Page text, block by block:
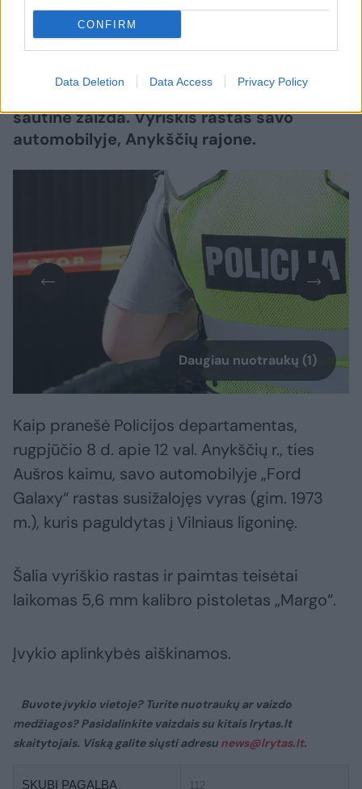
CONFIRM
Data Deletion Data Access Privacy Policy
Į Vilniaus medikų rankas pateko vyras su
šautine žaizda. Vyriškis rastas savo
automobilyje, Anykščių rajone.
Daugiau nuotraukų (1)
Kaip pranešė Policijos departamentas,
rugpjūčio 8 d. apie 12 val. Anykščių r., ties
Aušros kaimu, savo automobilyje „Ford
Galaxy“ rastas susižalojęs vyras (gim. 1973
m.), kuris paguldytas į Vilniaus ligoninę.
Šalia vyriškio rastas ir paimtas teisėtai
laikomas 5,6 mm kalibro pistoletas „Margo“.
Įvykio aplinkybės aiškinamos.
Buvote įvykio vietoje? Turite nuotraukų ar vaizdo
medžiagos? Pasidalinkite vaizdais su kitais lrytas.lt
skaitytojais. Viską galite siųsti adresu news@lrytas.lt.
SKUBI PAGALBA 112